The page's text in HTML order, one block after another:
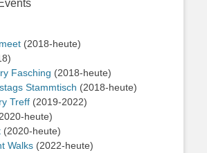
(2018-heute)
Fasching (2018-heute)
Stammtisch (2018-heute)
Treff (2019-2022)
heute)
(2020-heute)
Walks (2022-heute)